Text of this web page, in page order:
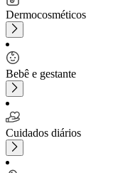
Dermocosméticos
Bebê e gestante
Cuidados diários